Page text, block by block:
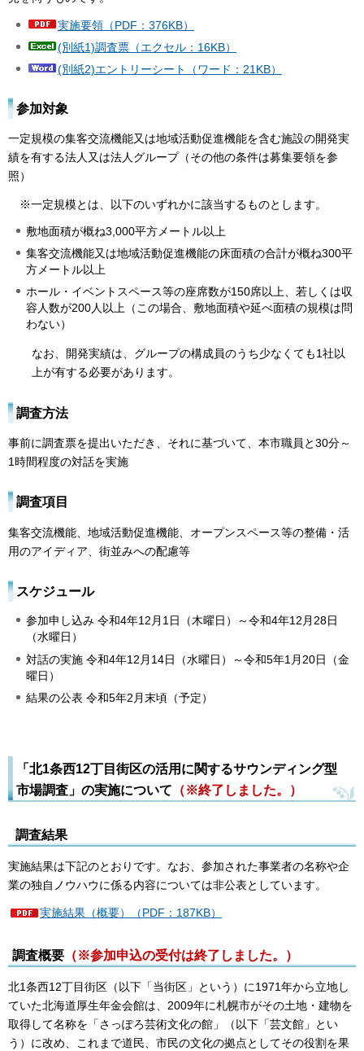
実施要領（PDF：376KB）
(別紙1)調査票（エクセル：16KB）
(別紙2)エントリーシート（ワード：21KB）
参加対象
一定規模の集客交流機能又は地域活動促進機能を含む施設の開発実
績を有する法人又は法人グループ（その他の条件は募集要領を参
照）
※一定規模とは、以下のいずれかに該当するものとします。
敷地面積が概ね3,000平方メートル以上
集客交流機能又は地域活動促進機能の床面積の合計が概ね300平
方メートル以上
ホール・イベントスペース等の座席数が150席以上、若しくは収
容人数が200人以上（この場合、敷地面積や延べ面積の規模は問
わない）
なお、開発実績は、グループの構成員のうち少なくても1社以
上が有する必要があります。
調査方法
事前に調査票を提出いただき、それに基づいて、本市職員と30分～
1時間程度の対話を実施
調査項目
集客交流機能、地域活動促進機能、オープンスペース等の整備・活
用のアイディア、街並みへの配慮等
スケジュール
参加申し込み 令和4年12月1日（木曜日）～令和4年12月28日
（水曜日）
対話の実施 令和4年12月14日（水曜日）～令和5年1月20日（金
曜日）
結果の公表 令和5年2月末頃（予定）
「北1条西12丁目街区の活用に関するサウンディング型
市場調査」の実施について （※終了しました。）
調査結果
実施結果は下記のとおりです。なお、参加された事業者の名称や企
業の独自ノウハウに係る内容については非公表としています。
実施結果（概要）（PDF：187KB）
調査概要 （※参加申込の受付は終了しました。）
北1条西12丁目街区（以下「当街区」という）に1971年から立地し
ていた北海道厚生年金会館は、2009年に札幌市がその土地・建物を
取得して名称を「さっぽろ芸術文化の館」（以下「芸文館」とい
う）に改め、これまで道民、市民の文化の拠点としてその役割を果